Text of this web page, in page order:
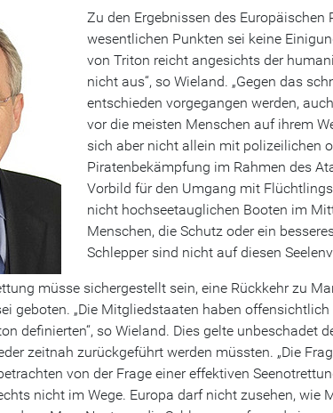
Zu den Ergebnissen des Europäischen
wesentlichen Punkten sei keine
von Triton reicht angesichts der
nicht aus“, so Wieland. „Gegen das
entschieden vorgegangen werden,
vor die meisten Menschen auf ihrem
sich aber nicht allein mit polizeilichen
Piratenbekämpfung im Rahmen des
Vorbild für den Umgang mit
nicht hochseetauglichen Booten im
Menschen, die Schutz oder ein
Schlepper sind nicht auf diesen
müsse sichergestellt sein, eine Rückkehr zu
geboten. „Die Mitgliedstaaten haben
definierten“, so Wieland. Dies gelte unbeschadet
zeitnah zurückgeführt werden müssten. „Die
von der Frage einer effektiven
nicht im Wege. Europa darf nicht zusehen, wie